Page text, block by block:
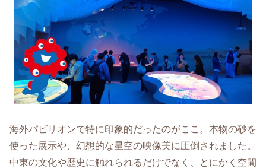
海外パビリオンで特に印象的だったのがここ。本物の砂を
使った展示や、幻想的な星空の映像美に圧倒されました。
中東の文化や歴史に触れられるだけでなく、とにかく空間